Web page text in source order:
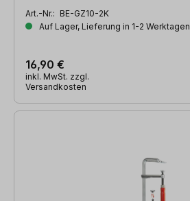
Art.-Nr.: BE-GZ10-2K
Auf Lager, Lieferung in 1-2 Werktagen
16,90 €
inkl. MwSt. zzgl.
Versandkosten